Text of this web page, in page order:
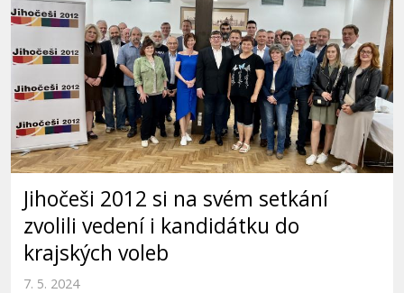
Jihočeši 2012 si na svém setkání
zvolili vedení i kandidátku do
krajských voleb
7. 5. 2024